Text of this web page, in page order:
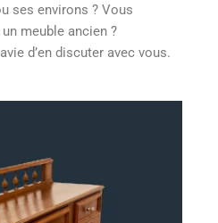
ses environs ? Vous
meuble ancien ?
d’en discuter avec vous.